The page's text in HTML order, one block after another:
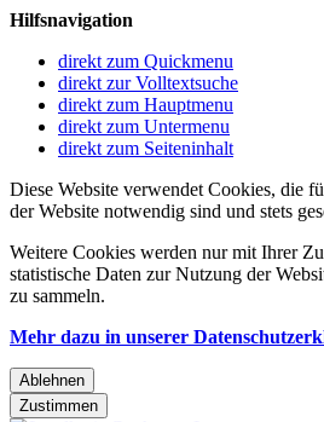
Hilfsnavigation
direkt zum Quickmenu
direkt zur Volltextsuche
direkt zum Hauptmenu
direkt zum Untermenu
direkt zum Seiteninhalt
Diese Website verwendet Cookies, die
der Website notwendig sind und stets
Weitere Cookies werden nur mit Ihrer
statistische Daten zur Nutzung der
zu sammeln.
Mehr dazu in unserer
Ablehnen
Zustimmen